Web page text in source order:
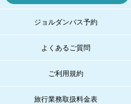
ジョルダンバス予約
よくあるご質問
ご利用規約
旅行業務取扱料金表